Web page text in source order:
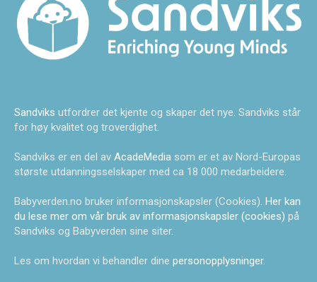
Sandviks utfordrer det kjente og skaper det nye. Sandviks står
for høy kvalitet og troverdighet.
Sandviks er en del av AcadeMedia som er et av Nord-Europas
største utdanningsselskaper med ca 18 000 medarbeidere.
Babyverden.no bruker informasjonskapsler (Cookies). Her kan
du lese mer om vår bruk av informasjonskapsler (cookies) på
Sandviks og Babyverden sine siter.
Les om hvordan vi behandler dine personopplysninger.